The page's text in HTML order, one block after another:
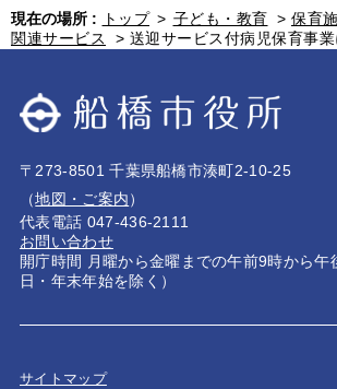
現在の場所 : トップ > 子ども・教育 > 保育
関連サービス
> 送迎サービス付病児保育事
〒273-8501 千葉県船橋市湊町2-10-25
（地図・ご案内）
代表電話 047-436-2111
お問い合わせ
開庁時間 月曜から金曜までの午前9時から午
日・年末年始を除く）
サイトマップ